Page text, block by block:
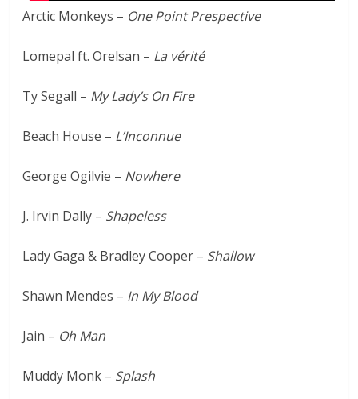
Arctic Monkeys – One Point Prespective
Lomepal ft. Orelsan – La vérité
Ty Segall – My Lady’s On Fire
Beach House – L’Inconnue
George Ogilvie – Nowhere
J. Irvin Dally – Shapeless
Lady Gaga & Bradley Cooper – Shallow
Shawn Mendes – In My Blood
Jain – Oh Man
Muddy Monk – Splash